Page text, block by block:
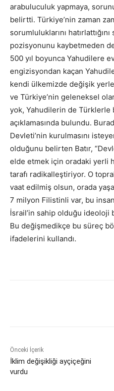
arabuluculuk yapmaya,
belirtti. Türkiye’nin zaman
sorumluluklarını
pozisyonunu kaybetmeden
500 yıl boyunca Yahudilere
engizisyondan kaçan
kendi ülkemizde değişik
ve Türkiye’nin geleneksel
yok, Yahudilerin de Türklerle
açıklamasında bulundu.
Devleti’nin kurulmasını
olduğunu belirten Batır,
elde etmek için oradaki yerli
tarafı radikalleştiriyor. O
vaat edilmiş olsun, orada
7 milyon Filistinli var, bu
İsrail’in sahip olduğu ideoloji
Bu değişmedikçe bu süreç
ifadelerini kullandı.
Önceki İçerik
İklim değişikliği ayçiçeğini
vurdu